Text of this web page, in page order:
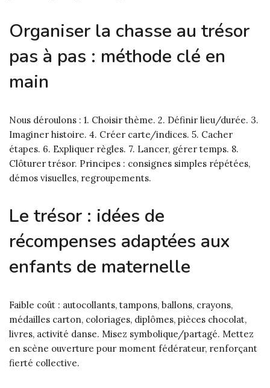
Organiser la chasse au trésor
pas à pas : méthode clé en
main
Nous déroulons : 1. Choisir thème. 2. Définir lieu/durée. 3.
Imaginer histoire. 4. Créer carte/indices. 5. Cacher
étapes. 6. Expliquer règles. 7. Lancer, gérer temps. 8.
Clôturer trésor. Principes : consignes simples répétées,
démos visuelles, regroupements.
Le trésor : idées de
récompenses adaptées aux
enfants de maternelle
Faible coût : autocollants, tampons, ballons, crayons,
médailles carton, coloriages, diplômes, pièces chocolat,
livres, activité danse. Misez symbolique/partagé. Mettez
en scène ouverture pour moment fédérateur, renforçant
fierté collective.